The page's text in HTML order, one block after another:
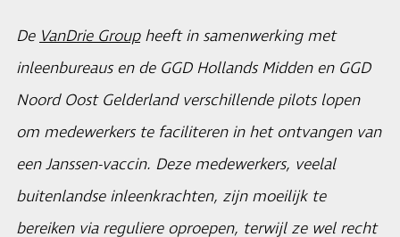
DeVanDrie Groupheeft in samenwerking met
inleenbureaus en de GGD Hollands Midden en GGD
Noord Oost Gelderland verschillende pilots lopen
om medewerkers te faciliteren in het ontvangen van
een Janssen-vaccin. Deze medewerkers, veelal
buitenlandse inleenkrachten, zijn moeilijk te
bereiken via reguliere oproepen, terwijl ze wel recht